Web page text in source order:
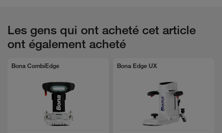
Brochure - Bona 8600 en ceramique - FR
Les gens qui ont acheté cet article
ont également acheté
Bona CombiEdge Bona Edge UX